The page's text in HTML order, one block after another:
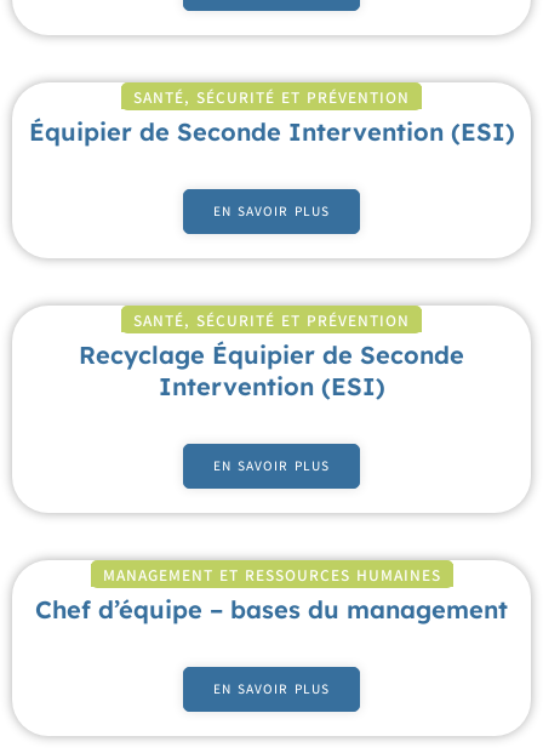
SANTÉ, SÉCURITÉ ET PRÉVENTION
Équipier de Seconde Intervention (ESI)
EN SAVOIR PLUS
SANTÉ, SÉCURITÉ ET PRÉVENTION
Recyclage Équipier de Seconde
Intervention (ESI)
EN SAVOIR PLUS
MANAGEMENT ET RESSOURCES HUMAINES
Chef d’équipe – bases du management
EN SAVOIR PLUS